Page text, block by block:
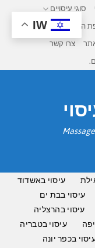
סוגי עיסויים
העיסויים בישראל
צרו קשר
עיסוי באשדוד
עיסוי בבת ים
עיסוי בהרצליה
עיסוי בטבריה
בכפר יונה
IW